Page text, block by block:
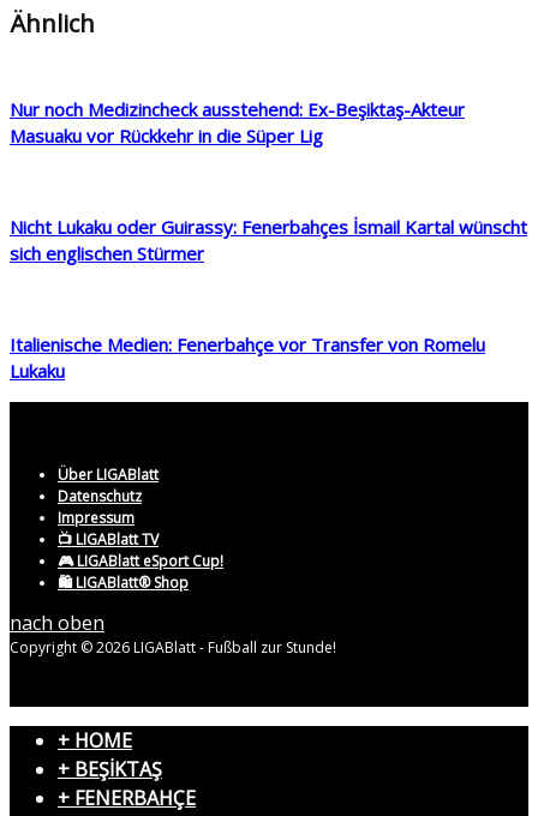
Ähnlich
Nur noch Medizincheck ausstehend: Ex-Beşiktaş-Akteur
Masuaku vor Rückkehr in die Süper Lig
Nicht Lukaku oder Guirassy: Fenerbahçes İsmail Kartal wünscht
sich englischen Stürmer
Italienische Medien: Fenerbahçe vor Transfer von Romelu
Lukaku
Über LIGABlatt
Datenschutz
Impressum
📺 LIGABlatt TV
🎮 LIGABlatt eSport Cup!
🛍️ LIGABlatt® Shop
nach oben
Copyright © 2026 LIGABlatt - Fußball zur Stunde!
+ HOME
+ BEŞİKTAŞ
+ FENERBAHÇE